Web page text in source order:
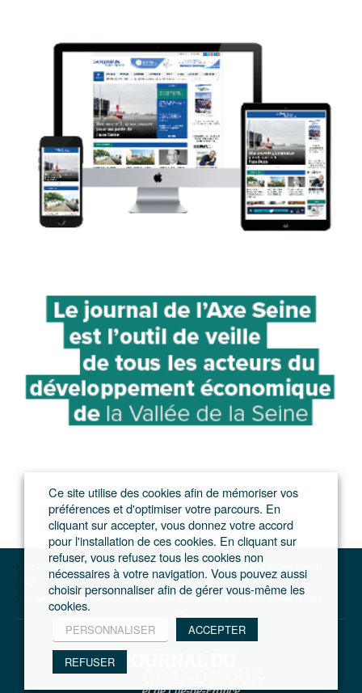
Le journal du Grand Paris – L'actualité du développement de l'Ile-de-France
Charras à Courbevoie : d’une dalle en déshérence à un cœur de ville ouvert
Ce site utilise des cookies afin de mémoriser vos
préférences et d'optimiser votre parcours. En
cliquant sur accepter, vous donnez votre accord
pour l'installation de ces cookies. En cliquant sur
refuser, vous refusez tous les cookies non
nécessaires à votre navigation. Vous pouvez aussi
choisir personnaliser afin de gérer vous-même les
cookies.
PERSONNALISER ACCEPTER
REFUSER